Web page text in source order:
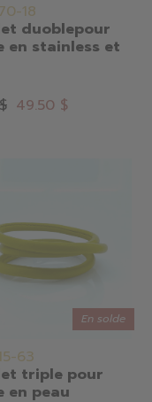
18
duoblepour
en stainless et
49.50 $
En solde
63
triple pour
en peau